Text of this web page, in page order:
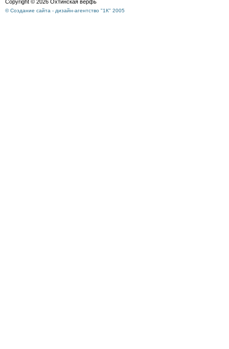
Copyright © 2026 Охтинская верфь
© Создание сайта - дизайн-агентство "1К" 2005